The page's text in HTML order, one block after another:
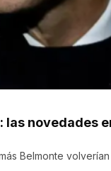
las novedades
Belmonte